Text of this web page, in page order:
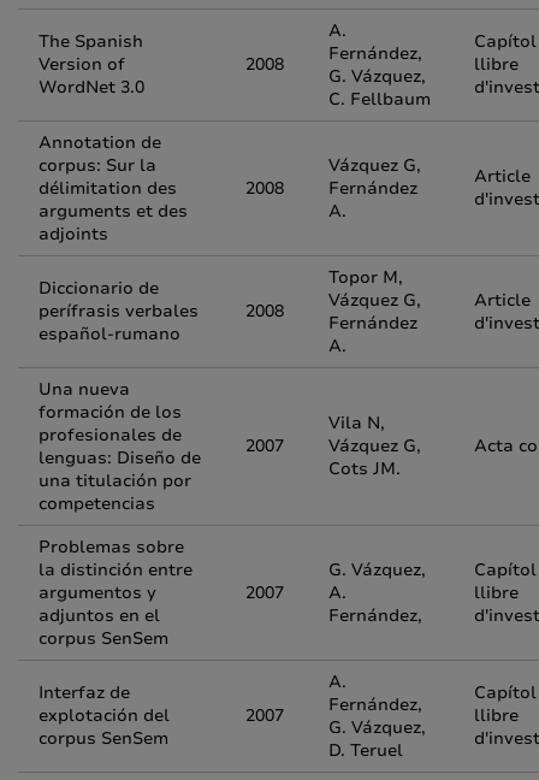
The Spanish
Version of
WordNet 3.0
2008
A.
Fernández,
G. Vázquez,
C. Fellbaum
llibre
Annotation de
corpus: Sur la
délimitation des
arguments et des
adjoints
2008
Vázquez G,
Fernández
A.
Article
Diccionario de
perífrasis verbales
español-rumano
2008
Topor M,
Vázquez G,
Fernández
A.
Article
Una nueva
formación de los
profesionales de
lenguas: Diseño de
una titulación por
competencias
2007
Vila N,
Vázquez G,
Cots JM.
Acta
Problemas sobre
la distinción entre
argumentos y
adjuntos en el
corpus SenSem
2007
G. Vázquez,
A.
Fernández,
llibre
Interfaz de
explotación del
corpus SenSem
2007
A.
Fernández,
G. Vázquez,
D. Teruel
llibre